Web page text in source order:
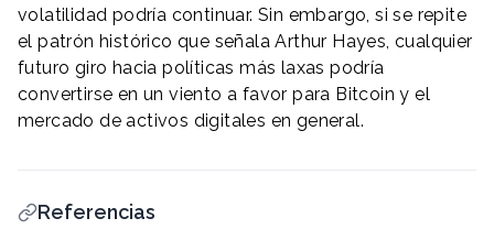
volatilidad podría continuar. Sin embargo, si se repite
el patrón histórico que señala Arthur Hayes, cualquier
futuro giro hacia políticas más laxas podría
convertirse en un viento a favor para Bitcoin y el
mercado de activos digitales en general.
Referencias